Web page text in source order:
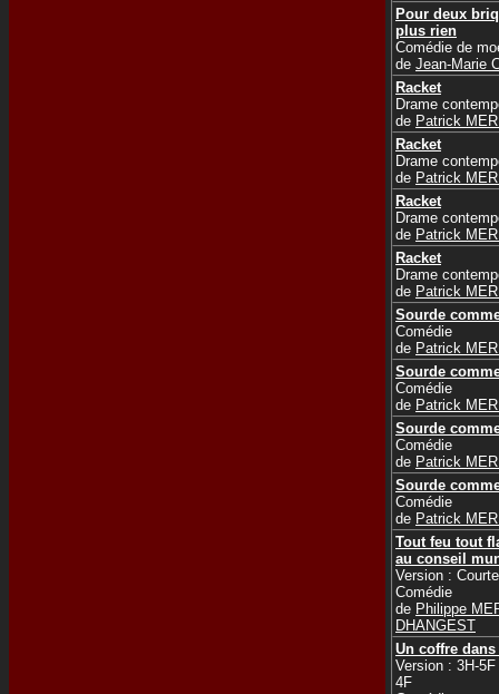
Pour deux
plus rien
Comédie de
de Jean-Marie
Racket
Drame
de Patrick
Racket
Drame
de Patrick
Racket
Drame
de Patrick
Racket
Drame
de Patrick
Sourde
Comédie
de Patrick
Sourde
Comédie
de Patrick
Sourde
Comédie
de Patrick
Sourde
Comédie
de Patrick
Tout feu tout
au conseil
Version : Courte
Comédie
de Philippe
DHANGEST
Un coffre
Version : 3H-5F
4F